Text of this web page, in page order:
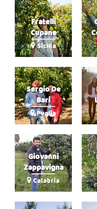
Fratelli
Cupane
Sicilia
Sergio De
Bari
Puglia
Giovanni
Zappavigna
Calabria